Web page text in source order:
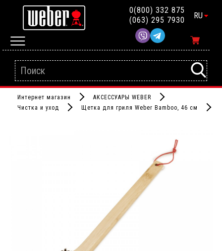
0(800) 332 875
(063) 295 7930
RU
Интернет магазин
АКСЕССУАРЫ WEBER
Чистка и уход
Щетка для гриля Weber Bamboo, 46 см